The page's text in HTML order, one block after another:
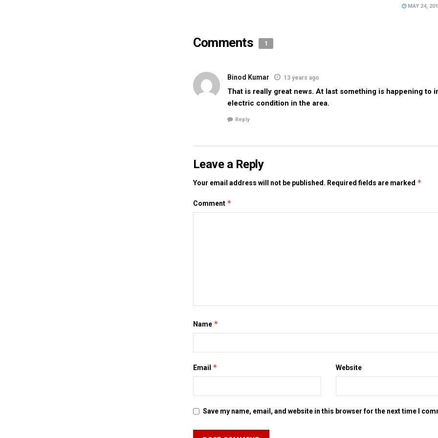
MAY 24,
Comments 1
Binod Kumar 13 years ago
That is really great news. At last something is happening to
electric condition in the area.
Reply
Leave a Reply
Your email address will not be published. Required fields are marked *
Comment *
Name *
Email * Website
Save my name, email, and website in this browser for the next time I